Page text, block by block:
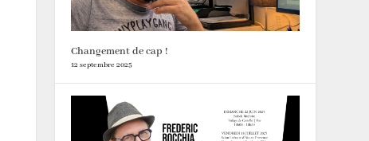
Changement de cap !
12 septembre 2025